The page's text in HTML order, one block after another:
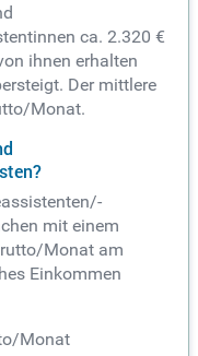
ca. 2.320 €
ihnen erhalten
Der mittlere
Monat.
mit einem
Monat am
Einkommen
Monat